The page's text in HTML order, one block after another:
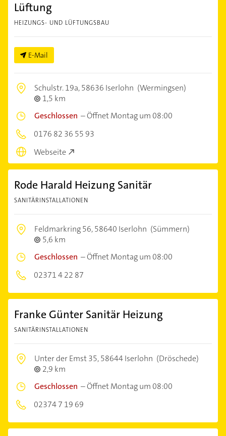
Lüftung
HEIZUNGS- UND LÜFTUNGSBAU
E-Mail
Schulstr. 19a,58636 Iserlohn (Wermingsen)
1,5 km
Geschlossen –Öffnet Montag um 08:00
0176 82 36 55 93
Webseite
Rode Harald Heizung Sanitär
SANITÄRINSTALLATIONEN
Feldmarkring 56,58640 Iserlohn (Sümmern)
5,6 km
Geschlossen –Öffnet Montag um 08:00
02371 4 22 87
Franke Günter Sanitär Heizung
SANITÄRINSTALLATIONEN
Unter der Emst 35,58644 Iserlohn (Dröschede)
2,9 km
Geschlossen –Öffnet Montag um 08:00
02374 7 19 69